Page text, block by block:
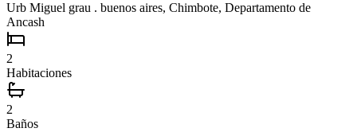
Urb Miguel grau . buenos aires, Chimbote, Departamento de
Ancash
2
Habitaciones
2
Baños